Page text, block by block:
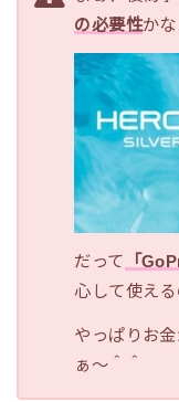
の必要性かな
だって 「
心して使え
やっぱりお
ぁ～＾＾